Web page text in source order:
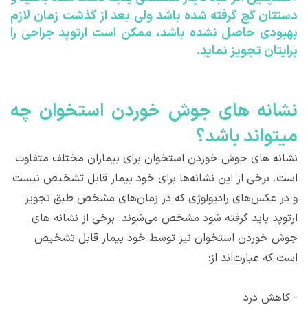
دستتان گچ گرفته شده باشد ولی بعد از گذشت زمان لازم
بهبودی حاصل نشده باشد، ممکن است ارتوپد جراحی را
برایتان تجویز نماید.
نشانه های جوش خوردن استخوان چه
میتواند باشد؟
نشانه های جوش خوردن استخوان برای بیماران مختلف متفاوت
است. برخی از این نشانه‌ها برای خود بیمار قابل تشخیص نیست
و در عکس‌های رادیولوژی که در زمان‌های مشخص طبق تجویز
ارتوپد باید گرفته شود مشخص می‌شوند. برخی از نشانه های
جوش خوردن استخوان نیز توسط خود بیمار قابل تشخیص
است که عبارت‌اند از:
- کاهش درد